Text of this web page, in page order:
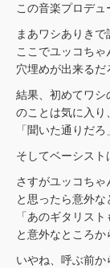
この音楽プロデュ
まあワシありきで
ここでユッコち
穴埋めが出来るだ
結果、初めてワシ
のことは気に入り、
「聞いた通りだ
そしてベーシスト
さすがユッコちゃ
と思ったら意外な
「あのギタリス
と意外なところ
いやね、呼ぶ前か